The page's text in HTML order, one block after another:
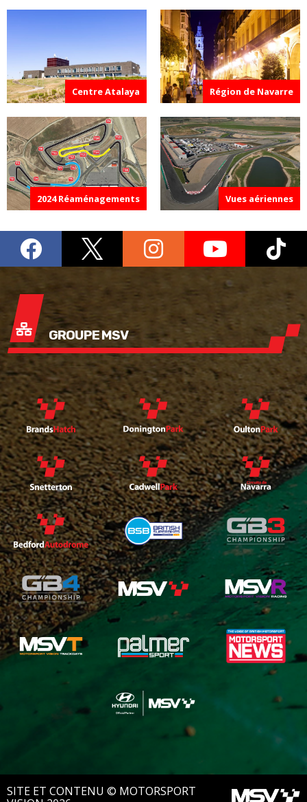
Centre Atalaya Région de Navarre
2024 Réaménagements Vues aériennes
GROUPE MSV
SITE ET CONTENU © MOTORSPORT